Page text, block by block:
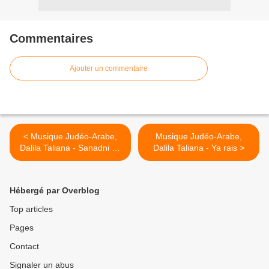
Commentaires
Ajouter un commentaire
< Musique Judéo-Arabe,
Dalila Taliana - Sanadni ya
baba sakrana
Musique Judéo-Arabe,
Dalila Taliana - Ya rais >
Hébergé par Overblog
Top articles
Pages
Contact
Signaler un abus